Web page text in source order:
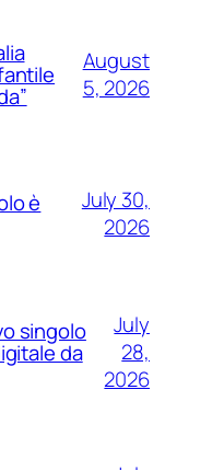
August
5, 2026
è
July 30,
2026
singolo
da
July
28,
2026